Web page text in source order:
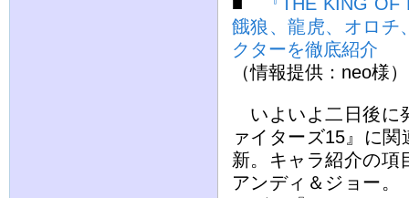
餓狼、龍虎、オロチ
クターを徹底紹介
（情報提供：neo様）
いよいよ二日後に
ァイターズ15』に
新。キャラ紹介の項
アンディ＆ジョー。